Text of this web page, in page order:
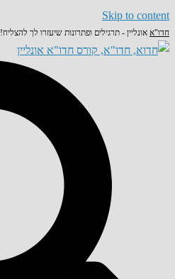
Skip to content
חדו"א אונליין - תרגילים ופתרונות שיעזרו לך להצליח!